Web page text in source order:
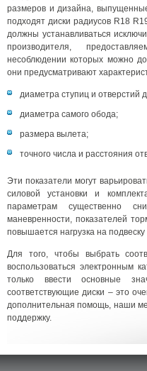
размеров и дизайна,
подходят диски радиусов R18
должны устанавливаться
производителя,
несоблюдении которых можно
они предусматривают
диаметра ступиц и отверстий
диаметра самого обода;
размера вылета;
точного числа и расстояния
Эти показатели могут
силовой установки и
параметрам существенно
маневренности, показателей
повышается нагрузка на
Для того, чтобы выбрать
воспользоваться электронным
только ввести основные
соответствующие диски – это
дополнительная помощь, наши
поддержку.